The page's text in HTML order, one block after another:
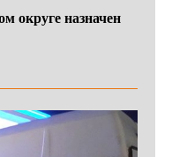
округе назначен